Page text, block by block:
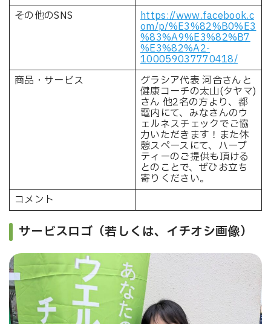
その他のSNS
https://www.facebook.c
om/p/%E3%82%B0%E3
%83%A9%E3%82%B7
%E3%82%A2-
100059037770418/
商品・サービス
グラシア代表 河合さんと
健康コーチの太山(タヤマ)
さん 他2名の方より、都
電内にて、みなさんのウ
ェルネスチェックでご協
力いただきます！また休
憩スペースにて、ハーブ
ティーのご提供も頂ける
とのことで、ぜひお立ち
寄りください。
コメント
サービスロゴ（若しくは、イチオシ画像）